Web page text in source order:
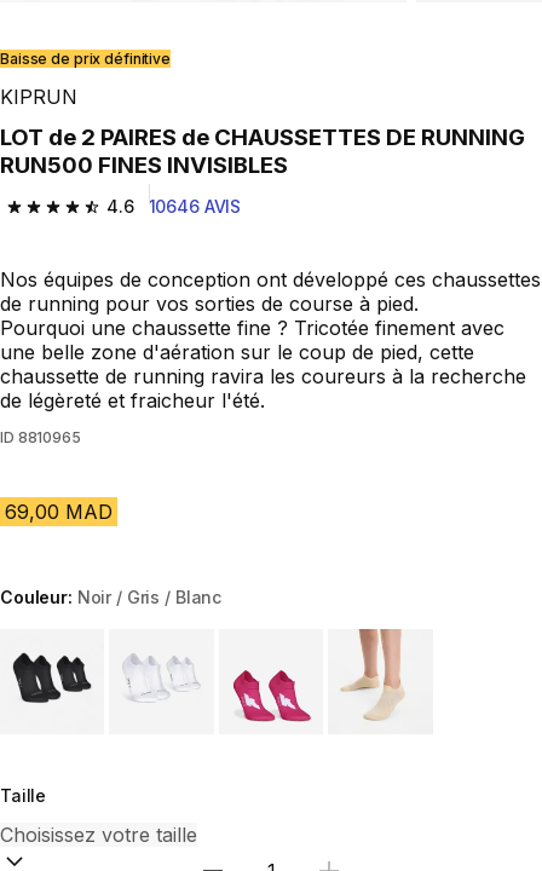
Baisse de prix définitive
KIPRUN
LOT de 2 PAIRES de CHAUSSETTES DE RUNNING
RUN500 FINES INVISIBLES
4.6
4.6 out of 5 stars from 10646 reviews
10646 AVIS
Nos équipes de conception ont développé ces chaussettes
de running pour vos sorties de course à pied.
Pourquoi une chaussette fine ? Tricotée finement avec
une belle zone d'aération sur le coup de pied, cette
chaussette de running ravira les coureurs à la recherche
de légèreté et fraicheur l'été.
ID 8810965
69,00 MAD
Couleur: Noir / Gris / Blanc
Taille